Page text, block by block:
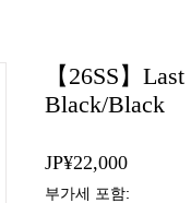
【26SS】
Black/Black
JP¥22,000가
격
부가세 포함: